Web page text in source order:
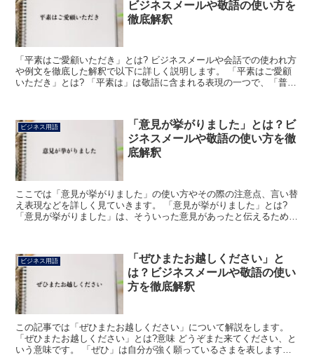
ビジネスメールや敬語の使い方を
徹底解釈
「平素はご愛顧いただき」とは? ビジネスメールや会話での使われ方
や例文を徹底した解釈で以下に詳しく説明します。 「平素はご愛顧
いただき」とは? 「平素は」は敬語に含まれる表現の一つで、「普段
ビジネス用語
「意見が挙がりました」とは？ビ
ジネスメールや敬語の使い方を徹
底解釈
ここでは「意見が挙がりました」の使い方やその際の注意点、言い替
え表現などを詳しく見ていきます。 「意見が挙がりました」とは?
「意見が挙がりました」は、そういった意見があったと伝えるために
ビジネス用語
「ぜひまたお越しください」と
は？ビジネスメールや敬語の使い
方を徹底解釈
この記事では「ぜひまたお越しください」について解説をします。
「ぜひまたお越しください」とは?意味 どうぞまた来てください、と
いう意味です。 「ぜひ」は自分が強く願っているさまを表します。